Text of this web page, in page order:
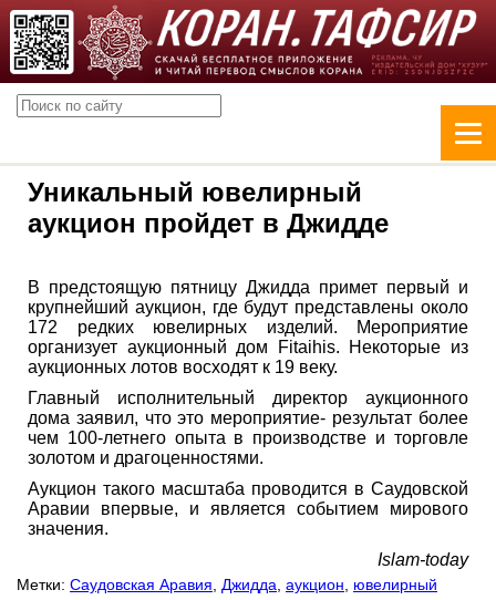
Уникальный ювелирный
аукцион пройдет в Джидде
В предстоящую пятницу Джидда примет первый и
крупнейший аукцион, где будут представлены около
172 редких ювелирных изделий. Мероприятие
организует аукционный дом Fitaihis. Некоторые из
аукционных лотов восходят к 19 веку.
Главный исполнительный директор аукционного
дома заявил, что это мероприятие- результат более
чем 100-летнего опыта в производстве и торговле
золотом и драгоценностями.
Аукцион такого масштаба проводится в Саудовской
Аравии впервые, и является событием мирового
значения.
Islam-today
Метки: Саудовская Аравия Джидда аукцион ювелирный